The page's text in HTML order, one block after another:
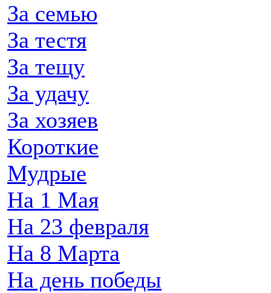
За семью
За тестя
За тещу
За удачу
За хозяев
Короткие
Мудрые
На 1 Мая
На 23 февраля
На 8 Марта
На день победы